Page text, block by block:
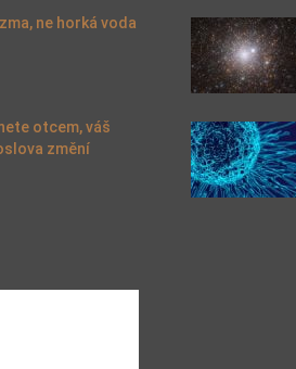
ne horká voda
otcem, váš
změní